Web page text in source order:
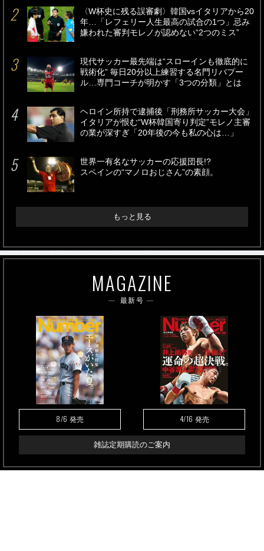
〈W杯史に残る誤審劇〉韓国vsイタリアから20
年…「レフェリー人生最高の試合の1つ」忌み
嫌われた審判モレノが認めない“2つのミス”
現代サッカー最先端は“スローインも徹底的に
戦術化” 毎日20分以上練習する名門リバプー
ル…専門コーチが明かす「3つの分類」とは
ヘロイン所持で逮捕後「刑務所サッカー大会」
イタリアが恨む“W杯韓国寄り判定”モレノ主審
の業が深すぎ「20年後の今も私の心は…」
世界一有名なサッカーの応援団長!?
スペインの“マノロおじさん”の素顔。
もっと見る
MAGAZINE
最新号
8/6 発売 4/16 発売
雑誌定期購読のご案内